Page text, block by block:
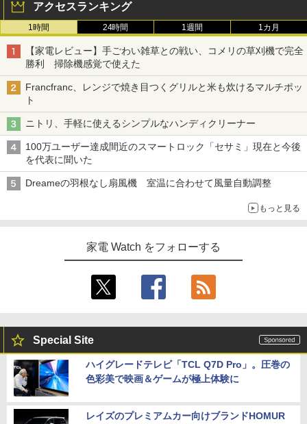
アクセスランキング
1時間 24時間 1週間 1カ月
【家電レビュー】手ごわい雑草との戦い、コメリの草刈機で完全
勝利 掃除機感覚で使えた
Francfranc、レンジで焼き目つくグリルと米も炊けるマルチポッ
ト
ニトリ、手軽に使えるシンプルなハンディクリーナー
100万ユーザー達成間近のスマートロック「セサミ」現在と今後
を代表に聞いた
Dreameの羽根なし扇風機 室温に合わせて風量自動調整
もっと見る
家電 Watch をフォローする
Special Site
ハイグレードテレビ「TCL Q7D Pro」。圧巻の
色彩美で映画＆ゲームが極上体験に
レイズのプレミアムカー向けブランドHOMUR